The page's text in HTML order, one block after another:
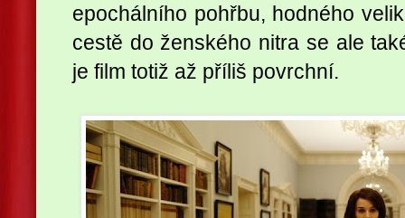
epochálního pohřbu, hodného
cestě do ženského nitra se ale
je film totiž až příliš povrchní.